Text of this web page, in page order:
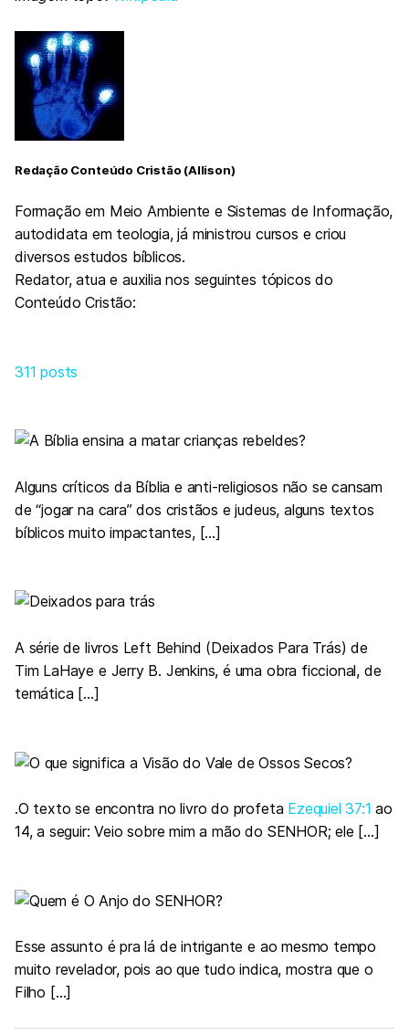
Redação Conteúdo Cristão (Allison)
Formação em Meio Ambiente e Sistemas de Informação,
autodidata em teologia, já ministrou cursos e criou
diversos estudos bíblicos.
Redator, atua e auxilia nos seguintes tópicos do
Conteúdo Cristão:
311 posts
Alguns críticos da Bíblia e anti-religiosos não se cansam
de “jogar na cara” dos cristãos e judeus, alguns textos
bíblicos muito impactantes, […]
A série de livros Left Behind (Deixados Para Trás) de
Tim LaHaye e Jerry B. Jenkins, é uma obra ficcional, de
temática […]
.O texto se encontra no livro do profeta Ezequiel 37:1 ao
14, a seguir: Veio sobre mim a mão do SENHOR; ele […]
Esse assunto é pra lá de intrigante e ao mesmo tempo
muito revelador, pois ao que tudo indica, mostra que o
Filho […]